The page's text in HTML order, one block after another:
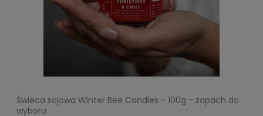
Świeca sojowa Winter Bee Candles - 100g - zapach do
wyboru